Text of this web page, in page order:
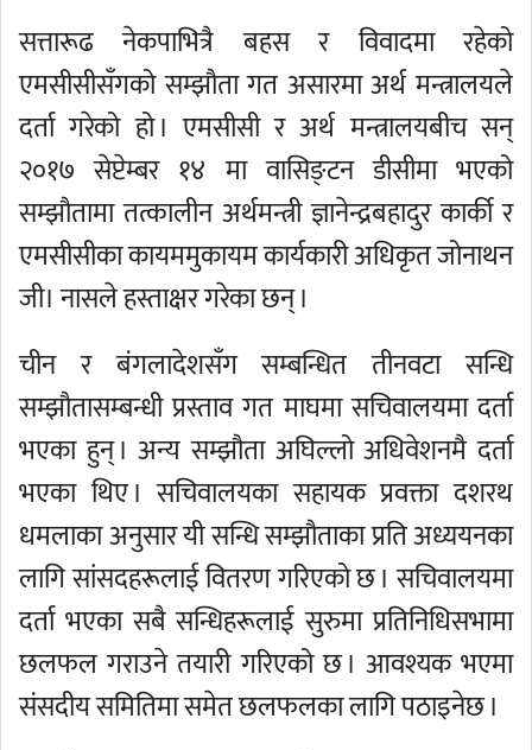
सत्तारूढ नेकपाभित्रै बहस र विवादमा रहेको
एमसीसीसँगको सम्झौता गत असारमा अर्थ मन्त्रालयले
दर्ता गरेको हो । एमसीसी र अर्थ मन्त्रालयबीच सन्
२०१७ सेप्टेम्बर १४ मा वासिङ्टन डीसीमा भएको
सम्झौतामा तत्कालीन अर्थमन्त्री ज्ञानेन्द्रबहादुर कार्की र
एमसीसीका कायममुकायम कार्यकारी अधिकृत जोनाथन
जी। नासले हस्ताक्षर गरेका छन् ।
चीन र बंगलादेशसँग सम्बन्धित तीनवटा सन्धि
सम्झौतासम्बन्धी प्रस्ताव गत माघमा सचिवालयमा दर्ता
भएका हुन् । अन्य सम्झौता अघिल्लो अधिवेशनमै दर्ता
भएका थिए । सचिवालयका सहायक प्रवक्ता दशरथ
धमलाका अनुसार यी सन्धि सम्झौताका प्रति अध्ययनका
लागि सांसदहरूलाई वितरण गरिएको छ । सचिवालयमा
दर्ता भएका सबै सन्धिहरूलाई सुरुमा प्रतिनिधिसभामा
छलफल गराउने तयारी गरिएको छ । आवश्यक भएमा
संसदीय समितिमा समेत छलफलका लागि पठाइनेछ ।